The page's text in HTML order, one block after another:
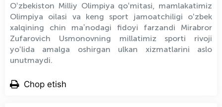
Oʻzbekiston Milliy Olimpiya qoʻmitasi, mamlakatimiz
Olimpiya oilasi va keng sport jamoatchiligi oʻzbek
xalqining chin maʼnodagi fidoyi farzandi Mirabror
Zufarovich Usmonovning millatimiz sporti rivoji
yoʻlida amalga oshirgan ulkan xizmatlarini aslo
unutmaydi.
Chop etish